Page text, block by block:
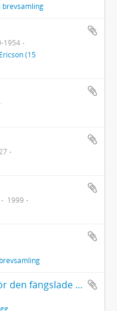
brevsamling
1954
(15
1999
- "Affären Mangakis" (stöd för den fängslade grekiske professorn Giorgios Mangakis 1970-1972)